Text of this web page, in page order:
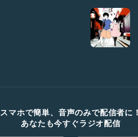
スマホで簡単、音声のみで配信者に！
あなたも今すぐラジオ配信